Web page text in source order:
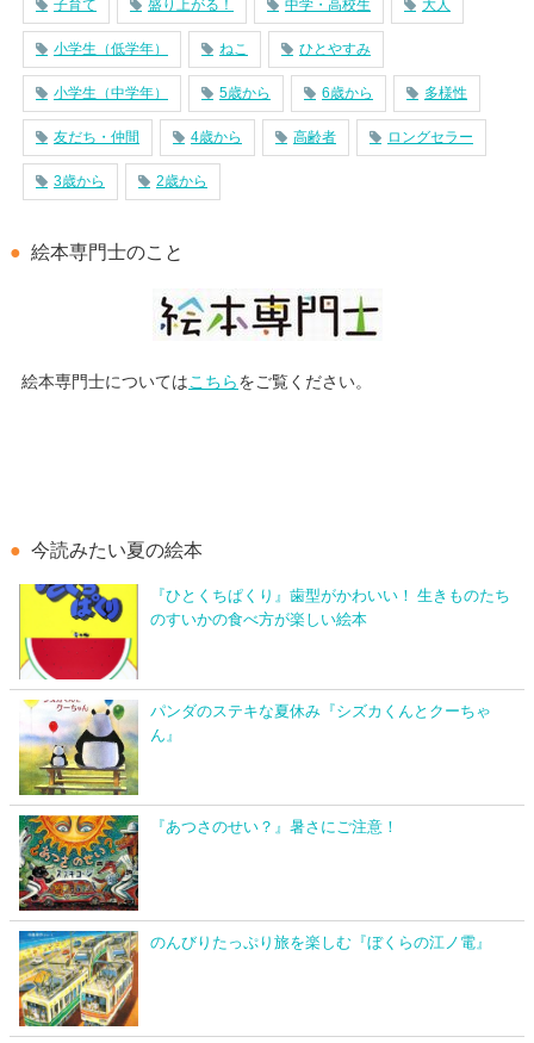
子育て 盛り上がる！ 中学・高校生 大人
小学生（低学年） ねこ ひとやすみ
小学生（中学年） 5歳から 6歳から 多様性
友だち・仲間 4歳から 高齢者 ロングセラー
3歳から 2歳から
絵本専門士のこと
絵本専門士については こちら をご覧ください。
今読みたい夏の絵本
『ひとくちぱくり』歯型がかわいい！ 生きものたち
のすいかの食べ方が楽しい絵本
パンダのステキな夏休み『シズカくんとクーちゃ
ん』
『あつさのせい？』暑さにご注意！
のんびりたっぷり旅を楽しむ『ぼくらの江ノ電』